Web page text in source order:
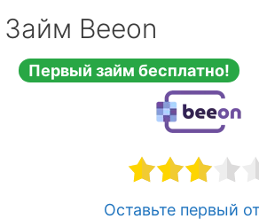
Займ Beeon
Первый займ бесплатно!
Оставьте первый